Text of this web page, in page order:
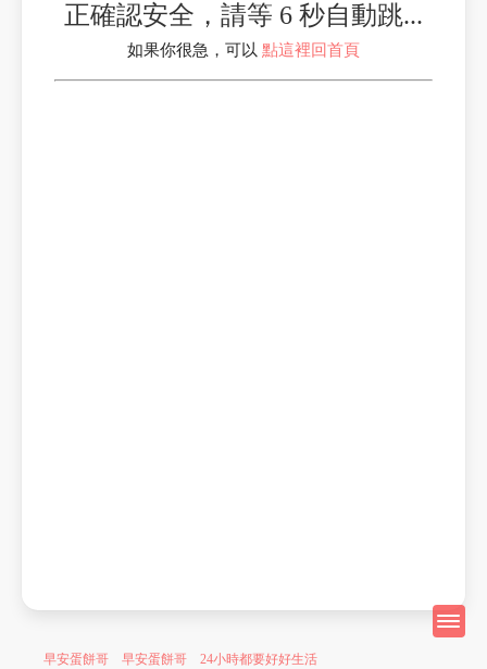
正確認安全，請等 6 秒自動跳...
如果你很急，可以 點這裡回首頁
早安蛋餅哥 早安蛋餅哥 24小時都要好好生活